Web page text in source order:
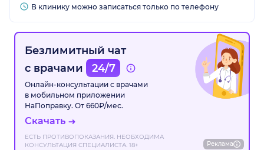
В клинику можно записаться только по телефону
Безлимитный чат
с врачами
24/7
Онлайн-консультации с врачами
в мобильном приложении
НаПоправку. От 660₽/мес.
Скачать
ЕСТЬ ПРОТИВОПОКАЗАНИЯ. НЕОБХОДИМА
КОНСУЛЬТАЦИЯ СПЕЦИАЛИСТА. 18+
Реклама